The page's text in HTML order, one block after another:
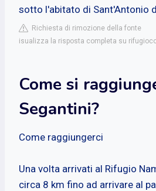
sotto l'abitato di Sant'Antonio
Richiesta di rimozione della fonte
isualizza la risposta completa su
Come si
Segantini?
Come raggiungerci
Una volta arrivati al Rifugio
circa 8 km fino ad arrivare al